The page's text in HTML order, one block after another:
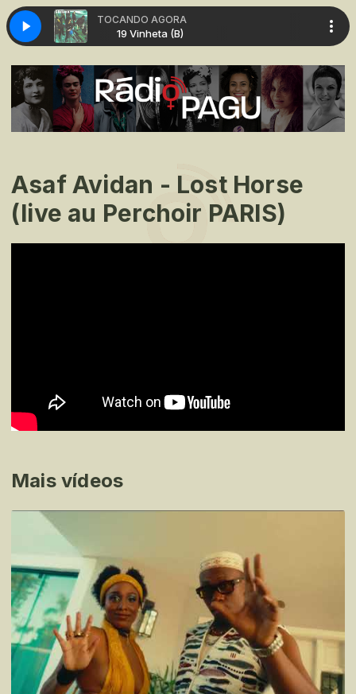
TOCANDO AGORA
(B) 19 Vinheta (B)
Asaf Avidan - Lost Horse
(live au Perchoir PARIS)
Mais vídeos